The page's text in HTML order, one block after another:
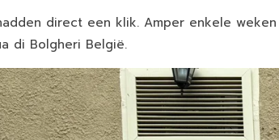
direct een klik. Amper enkele
di Bolgheri België.